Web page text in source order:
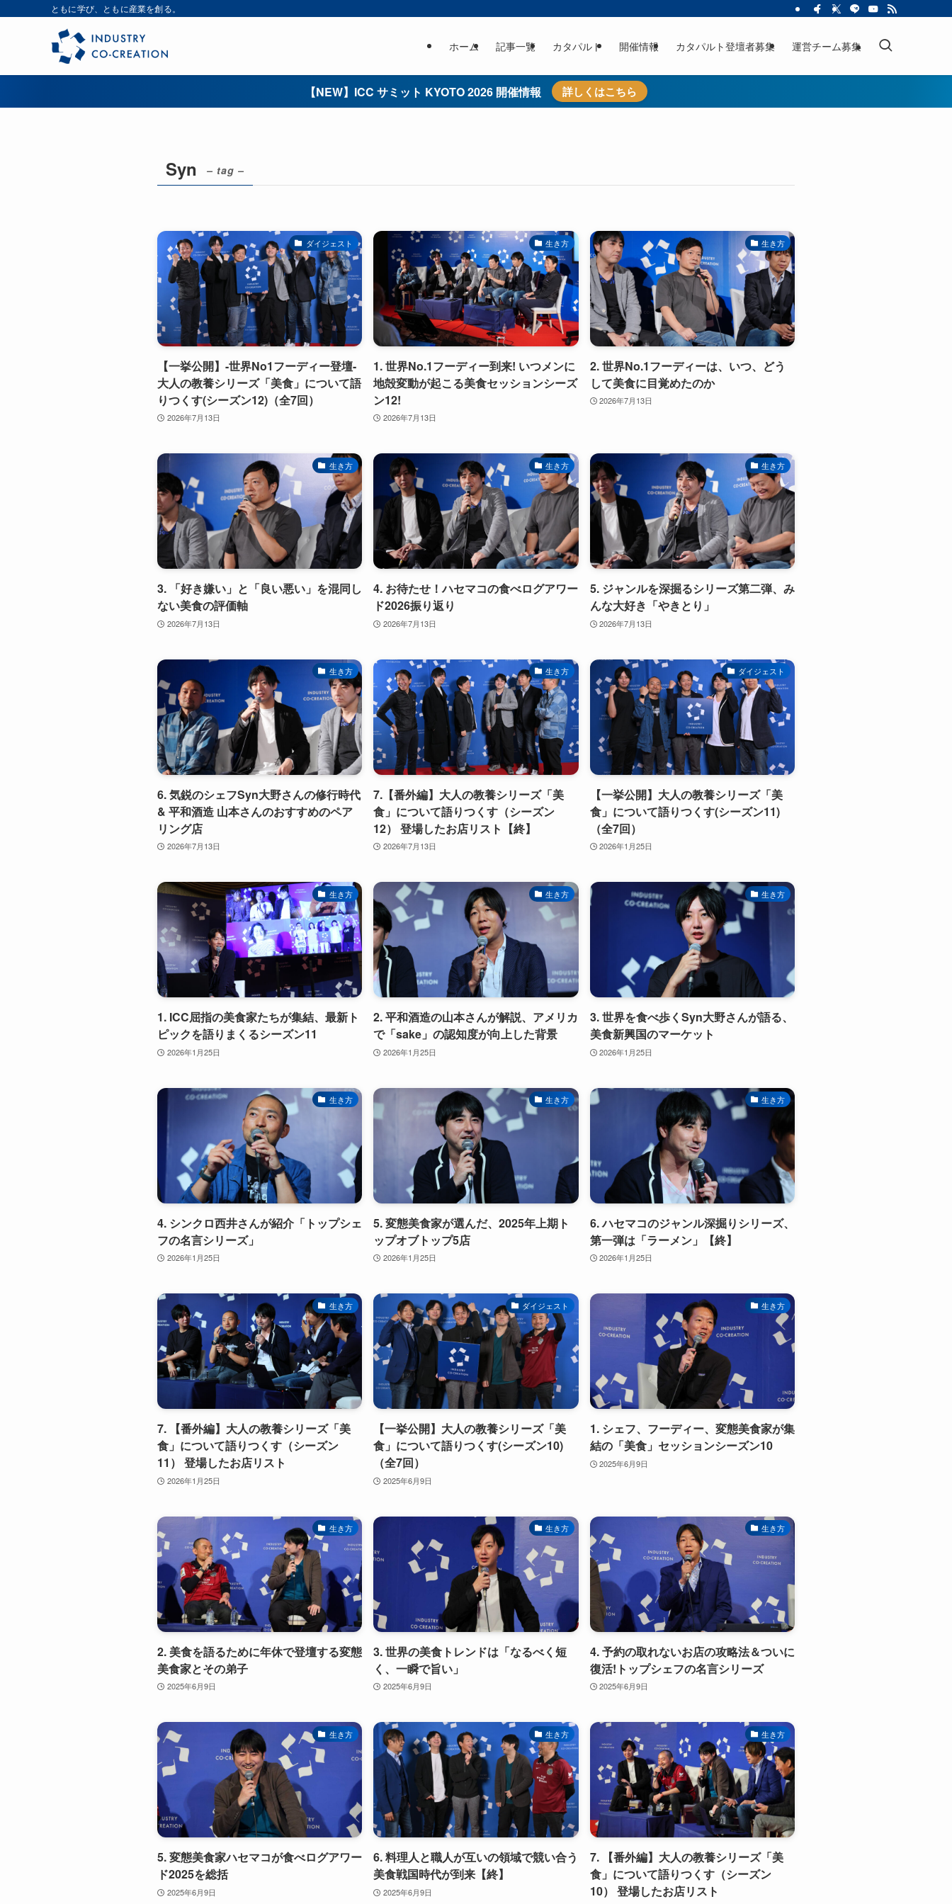
ともに学び、ともに産業を創る。
ホーム 記事一覧 カタパルト 開催情報 カタパルト登壇者募集 運営チーム募集
【NEW】ICC サミット KYOTO 2026 開催情報 詳しくはこちら
Syn – tag –
ダイジェスト
【一挙公開】-世界No1フーディー登壇-
大人の教養シリーズ「美食」について語
りつくす(シーズン12)（全7回）
2026年7月13日
生き方
1. 世界No.1フーディー到来! いつメンに
地殻変動が起こる美食セッションシーズ
ン12!
2026年7月13日
生き方
2. 世界No.1フーディーは、いつ、どう
して美食に目覚めたのか
2026年7月13日
生き方
3. 「好き嫌い」と「良い悪い」を混同し
ない美食の評価軸
2026年7月13日
生き方
4. お待たせ！ハセマコの食べログアワー
ド2026振り返り
2026年7月13日
生き方
5. ジャンルを深掘るシリーズ第二弾、み
んな大好き「やきとり」
2026年7月13日
生き方
6. 気鋭のシェフSyn大野さんの修行時代
& 平和酒造 山本さんのおすすめのペア
リング店
2026年7月13日
生き方
7.【番外編】大人の教養シリーズ「美
食」について語りつくす（シーズン
12） 登場したお店リスト【終】
2026年7月13日
ダイジェスト
【一挙公開】大人の教養シリーズ「美
食」について語りつくす(シーズン11)
（全7回）
2026年1月25日
生き方
1. ICC屈指の美食家たちが集結、最新ト
ピックを語りまくるシーズン11
2026年1月25日
生き方
2. 平和酒造の山本さんが解説、アメリカ
で「sake」の認知度が向上した背景
2026年1月25日
生き方
3. 世界を食べ歩くSyn大野さんが語る、
美食新興国のマーケット
2026年1月25日
生き方
4. シンクロ西井さんが紹介「トップシェ
フの名言シリーズ」
2026年1月25日
生き方
5. 変態美食家が選んだ、2025年上期ト
ップオブトップ5店
2026年1月25日
生き方
6. ハセマコのジャンル深掘りシリーズ、
第一弾は「ラーメン」【終】
2026年1月25日
生き方
7. 【番外編】大人の教養シリーズ「美
食」について語りつくす（シーズン
11） 登場したお店リスト
2026年1月25日
ダイジェスト
【一挙公開】大人の教養シリーズ「美
食」について語りつくす(シーズン10)
（全7回）
2025年6月9日
生き方
1. シェフ、フーディー、変態美食家が集
結の「美食」セッションシーズン10
2025年6月9日
生き方
2. 美食を語るために年休で登壇する変態
美食家とその弟子
2025年6月9日
生き方
3. 世界の美食トレンドは「なるべく短
く、一瞬で旨い」
2025年6月9日
生き方
4. 予約の取れないお店の攻略法＆ついに
復活!トップシェフの名言シリーズ
2025年6月9日
生き方
5. 変態美食家ハセマコが食べログアワー
ド2025を総括
2025年6月9日
生き方
6. 料理人と職人が互いの領域で競い合う
美食戦国時代が到来【終】
2025年6月9日
生き方
7. 【番外編】大人の教養シリーズ「美
食」について語りつくす（シーズン
10） 登場したお店リスト